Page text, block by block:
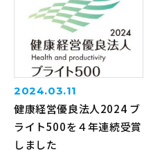
2024.03.11
健康経営優良法人2024 ブ
ライト500を４年連続受賞
しました